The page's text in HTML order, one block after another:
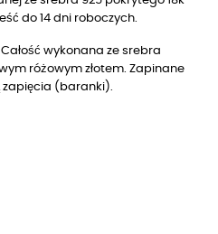
do 14 dni roboczych.
Całość wykonana ze srebra
różowym złotem. Zapinane
zapięcia (baranki).